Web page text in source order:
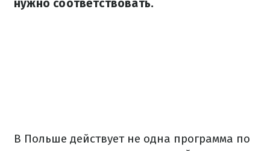
нужно соответствовать.
В Польше действует не одна программа по